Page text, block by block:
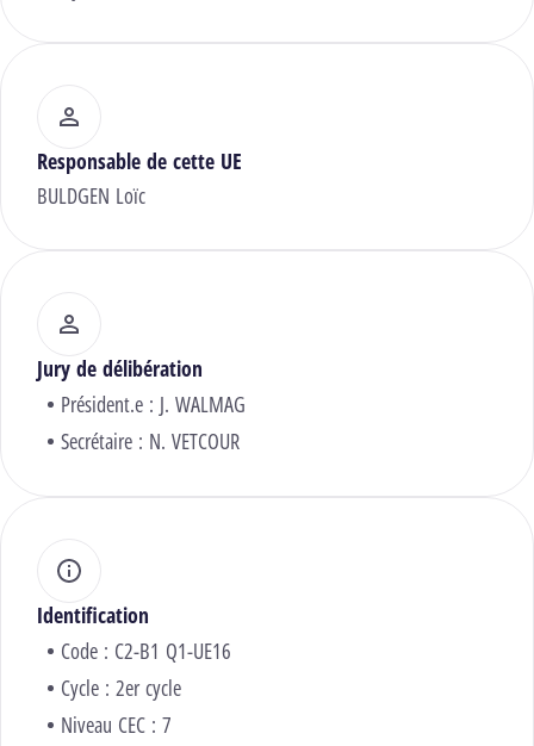
Responsable de cette UE
BULDGEN Loïc
Jury de délibération
Président.e : J. WALMAG
Secrétaire : N. VETCOUR
Identification
Code : C2-B1 Q1-UE16
Cycle : 2er cycle
Niveau CEC : 7